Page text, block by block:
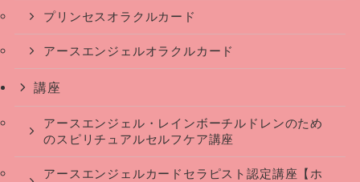
プリンセスオラクルカード
アースエンジェルオラクルカード
講座
アースエンジェル・レインボーチルドレンのため
のスピリチュアルセルフケア講座
アースエンジェルカードセラピスト認定講座【ホ